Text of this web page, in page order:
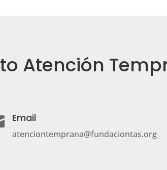
Atención
Email
atenciontemprana@fundaciontas.org